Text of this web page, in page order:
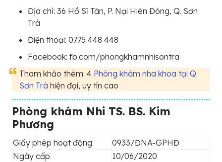
Địa chỉ: 36 Hồ Sĩ Tân, P. Nại Hiên Đông, Q. Sơn
Trà
Điện thoại: 0775 448 448
Facebook: fb.com/phongkhamnhisontra
Tham khảo thêm: 4 Phòng khám nha khoa tại Q.
Sơn Trà hiện đại, uy tín cao
Phòng khám Nhi TS. BS. Kim
Phương
Giấy phép hoạt động
0933/ĐNA-GPHĐ
Ngày cấp
10/06/2020